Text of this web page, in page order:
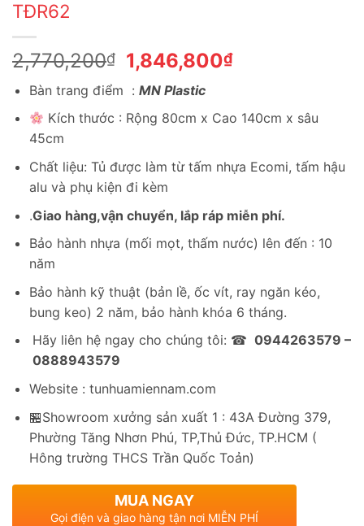
TĐR62
2,770,200₫
Giá
gốc
là:
2,770,200₫.
1,846,800₫Giá
là:
Bàn trang điểm : MN Plastic
Kích thước : Rộng 80cm x Cao 140cm x sâu
45cm
Chất liệu: Tủ được làm từ tấm nhựa Ecomi, tấm hậu
alu và phụ kiện đi kèm
.Giao hàng,vận chuyển, lắp ráp miễn phí.
Bảo hành nhựa (mối mọt, thấm nước) lên đến : 10
năm
Bảo hành kỹ thuật (bản lề, ốc vít, ray ngăn kéo,
bung keo) 2 năm, bảo hành khóa 6 tháng.
Hãy liên hệ ngay cho chúng tôi: ☎ 0944263579 –
0888943579
Website : tunhuamiennam.com
🏪Showroom xưởng sản xuất 1 : 43A Đường 379,
Phường Tăng Nhơn Phú, TP,Thủ Đức, TP.HCM (
Hông trường THCS Trần Quốc Toản)
MUA NGAY
Gọi điện và giao hàng tận nơi MIỄN PHÍ